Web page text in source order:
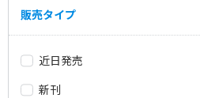
販売タイプ
近日発売
新刊